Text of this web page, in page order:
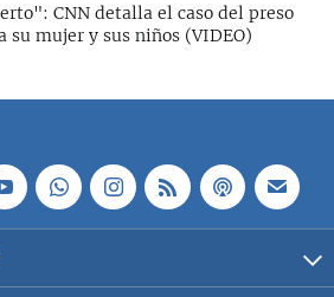
CNN detalla el caso del preso
su mujer y sus niños (VIDEO)